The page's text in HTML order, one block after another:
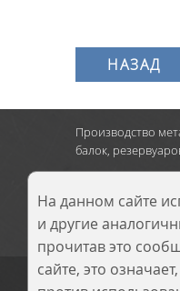
НАЗАД
Производство
балок,
г. Новокузнецк:
тел.: 8 (3843) 900-
© 2014–2026 ООО
«Сибирский завод
На данном сайте
и другие
прочитав это
сайте, это